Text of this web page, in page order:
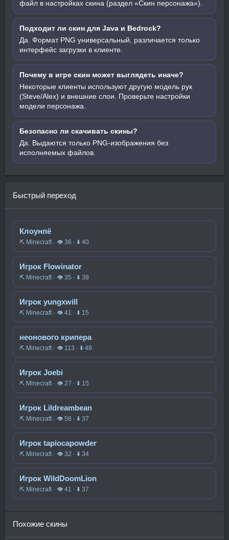
файл в настройках скина (раздел «Скин персонажа»).
Подходит ли скин для Java и Bedrock?
Да. Формат PNG универсальный, различается только
интерфейс загрузки в клиенте.
Почему в игре скин может выглядеть иначе?
Некоторые клиенты используют другую модель рук
(Steve/Alex) и внешние слои. Проверьте настройки
модели персонажа.
Безопасно ли скачивать скины?
Да. Выдаются только PNG-изображения без
исполняемых файлов.
Быстрый переход
Клоунпё
⛏️ Minecraft · 👁 36 · ⬇ 40
Игрок Flowinator
⛏️ Minecraft · 👁 35 · ⬇ 38
Игрок yungxwill
⛏️ Minecraft · 👁 41 · ⬇ 15
неонового крипера
⛏️ Minecraft · 👁 113 · ⬇ 48
Игрок Joebi
⛏️ Minecraft · 👁 27 · ⬇ 15
Игрок Lildreambean
⛏️ Minecraft · 👁 58 · ⬇ 37
Игрок tapiocapowder
⛏️ Minecraft · 👁 32 · ⬇ 34
Игрок WildDoomLion
⛏️ Minecraft · 👁 41 · ⬇ 37
Похожие скины